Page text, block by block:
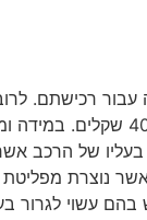
עבור רכישתם.
של הרכב
נוצרת
בהם עשוי